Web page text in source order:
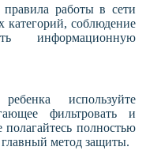
работы в сети
категорий, соблюдение
информационную
используйте
фильтровать и
полностью
метод защиты.